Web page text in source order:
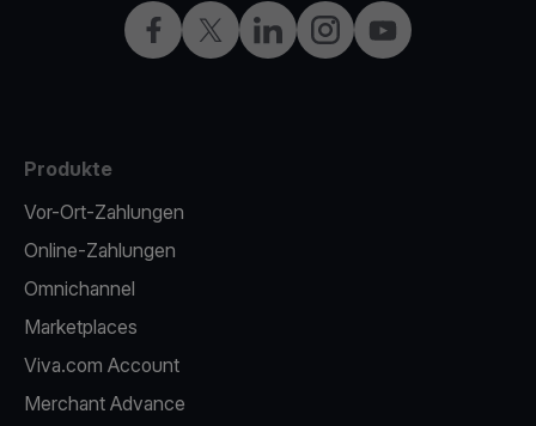
Facebook
X LinkedInInstagramYouTube
Produkte
Vor-Ort-Zahlungen
Online-Zahlungen
Omnichannel
Marketplaces
Viva.com Account
Merchant Advance